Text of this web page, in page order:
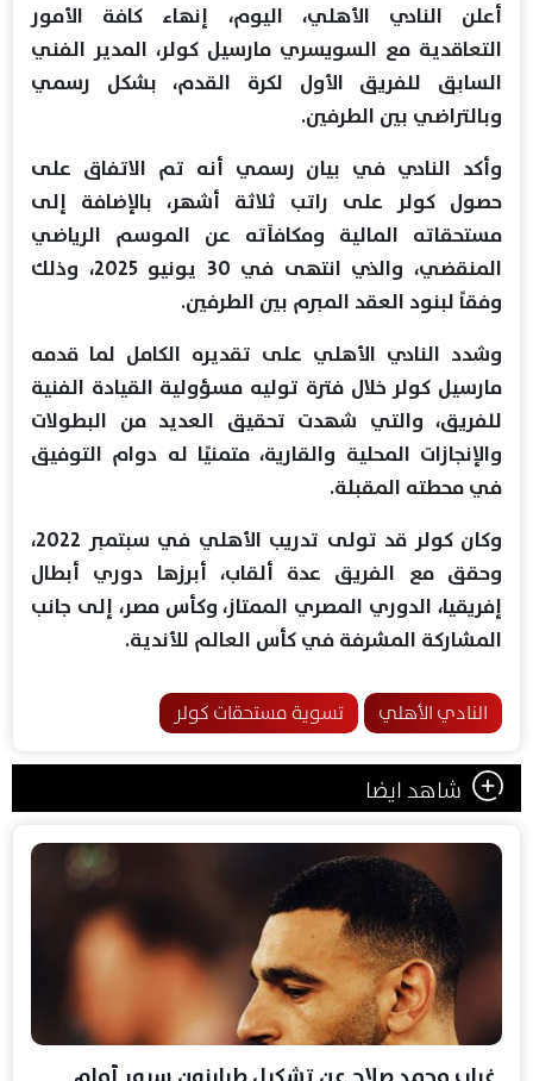
أعلن النادي الأهلي، اليوم، إنهاء كافة الأمور
التعاقدية مع السويسري مارسيل كولر، المدير الفني
السابق للفريق الأول لكرة القدم، بشكل رسمي
وبالتراضي بين الطرفين.
وأكد النادي في بيان رسمي أنه تم الاتفاق على
حصول كولر على راتب ثلاثة أشهر، بالإضافة إلى
مستحقاته المالية ومكافآته عن الموسم الرياضي
المنقضي، والذي انتهى في 30 يونيو 2025، وذلك
وفقاً لبنود العقد المبرم بين الطرفين.
وشدد النادي الأهلي على تقديره الكامل لما قدمه
مارسيل كولر خلال فترة توليه مسؤولية القيادة الفنية
للفريق، والتي شهدت تحقيق العديد من البطولات
والإنجازات المحلية والقارية، متمنيًا له دوام التوفيق
في محطته المقبلة.
وكان كولر قد تولى تدريب الأهلي في سبتمبر 2022،
وحقق مع الفريق عدة ألقاب، أبرزها دوري أبطال
إفريقيا، الدوري المصري الممتاز، وكأس مصر، إلى جانب
المشاركة المشرفة في كأس العالم للأندية.
النادي الأهلي تسوية مستحقات كولر
شاهد ايضا